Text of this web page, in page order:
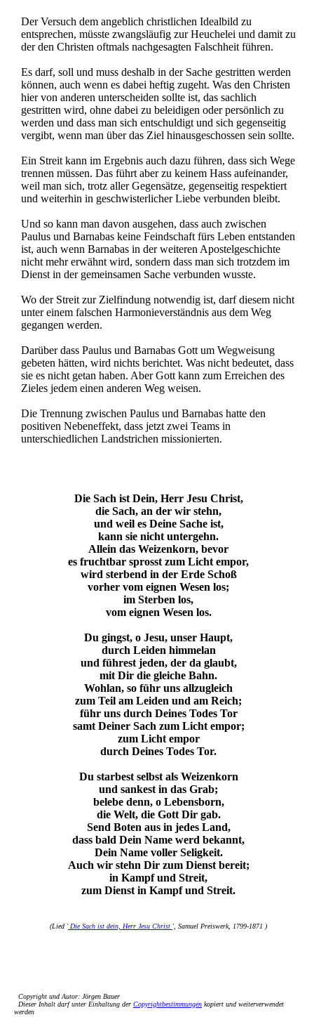
Der Versuch dem angeblich christlichen Idealbild zu
entsprechen, müsste zwangsläufig zur Heuchelei und damit zu
der den Christen oftmals nachgesagten Falschheit führen.
Es darf, soll und muss deshalb in der Sache gestritten werden
können, auch wenn es dabei heftig zugeht. Was den Christen
hier von anderen unterscheiden sollte ist, das sachlich
gestritten wird, ohne dabei zu beleidigen oder persönlich zu
werden und dass man sich entschuldigt und sich gegenseitig
vergibt, wenn man über das Ziel hinausgeschossen sein sollte.
Ein Streit kann im Ergebnis auch dazu führen, dass sich Wege
trennen müssen. Das führt aber zu keinem Hass aufeinander,
weil man sich, trotz aller Gegensätze, gegenseitig respektiert
und weiterhin in geschwisterlicher Liebe verbunden bleibt.
Und so kann man davon ausgehen, dass auch zwischen
Paulus und Barnabas keine Feindschaft fürs Leben entstanden
ist, auch wenn Barnabas in der weiteren Apostelgeschichte
nicht mehr erwähnt wird, sondern dass man sich trotzdem im
Dienst in der gemeinsamen Sache verbunden wusste.
Wo der Streit zur Zielfindung notwendig ist, darf diesem nicht
unter einem falschen Harmonieverständnis aus dem Weg
gegangen werden.
Darüber dass Paulus und Barnabas Gott um Wegweisung
gebeten hätten, wird nichts berichtet. Was nicht bedeutet, dass
sie es nicht getan haben. Aber Gott kann zum Erreichen des
Zieles jedem einen anderen Weg weisen.
Die Trennung zwischen Paulus und Barnabas hatte den
positiven Nebeneffekt, dass jetzt zwei Teams in
unterschiedlichen Landstrichen missionierten.
Die Sach ist Dein, Herr Jesu Christ,
die Sach, an der wir stehn,
und weil es Deine Sache ist,
kann sie nicht untergehn.
Allein das Weizenkorn, bevor
es fruchtbar sprosst zum Licht empor,
wird sterbend in der Erde Schoß
vorher vom eignen Wesen los;
im Sterben los,
vom eignen Wesen los.
Du gingst, o Jesu, unser Haupt,
durch Leiden himmelan
und führest jeden, der da glaubt,
mit Dir die gleiche Bahn.
Wohlan, so führ uns allzugleich
zum Teil am Leiden und am Reich;
führ uns durch Deines Todes Tor
samt Deiner Sach zum Licht empor;
zum Licht empor
durch Deines Todes Tor.
Du starbest selbst als Weizenkorn
und sankest in das Grab;
belebe denn, o Lebensborn,
die Welt, die Gott Dir gab.
Send Boten aus in jedes Land,
dass bald Dein Name werd bekannt,
Dein Name voller Seligkeit.
Auch wir stehn Dir zum Dienst bereit;
in Kampf und Streit,
zum Dienst in Kampf und Streit.
(Lied 'Die Sach ist dein, Herr Jesu Christ ', Samuel Preiswerk, 1799-1871 )
Copyright und Autor: Jörgen Bauer
Dieser Inhalt darf unter Einhaltung der Copyrightbestimmungen kopiert und weiterverwendet
werden